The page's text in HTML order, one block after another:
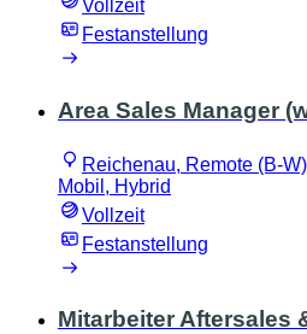
Vollzeit
Festanstellung
Area Sales Manager
Reichenau, Remote (B-
Mobil, Hybrid
Vollzeit
Festanstellung
Mitarbeiter Aftersales